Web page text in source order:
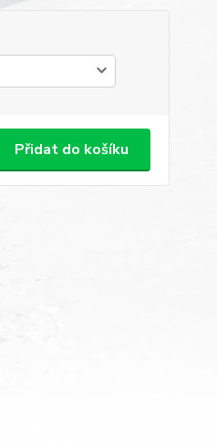
Přidat do košíku